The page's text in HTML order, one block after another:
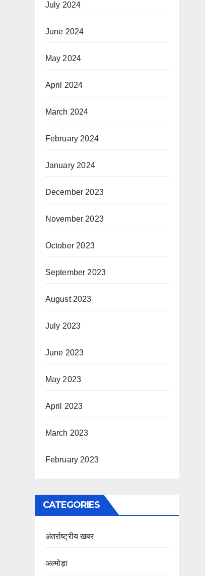
July 2024
June 2024
May 2024
April 2024
March 2024
February 2024
January 2024
December 2023
November 2023
October 2023
September 2023
August 2023
July 2023
June 2023
May 2023
April 2023
March 2023
February 2023
CATEGORIES
अंतर्राष्ट्रीय खबर
अल्मोड़ा